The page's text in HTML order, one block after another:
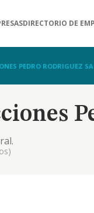
DIRECTORIO DE
PEDRO RODRIGUEZ SA